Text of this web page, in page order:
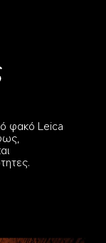
φακό Leica